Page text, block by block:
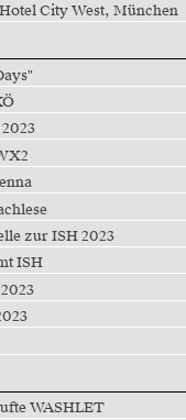
City West, München
zur ISH 2023
ISH
WASHLET